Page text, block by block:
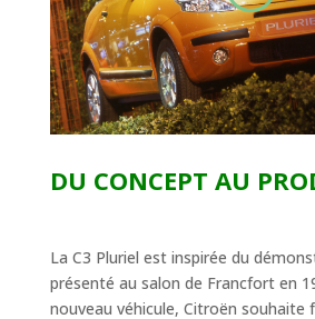
DU CONCEPT AU
La C3 Pluriel est inspirée du
présenté au salon de Francfort en
nouveau véhicule, Citroën souhaite